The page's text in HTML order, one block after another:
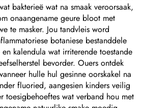
bakterieë wat na smaak veroorsaak,
onaangename geure bloot met
te masker. Jou tandvleis word
botaniese bestanddele
kalendula wat irriterende toestande
bevorder. Ouers ontdek
hulle hul gesinne oorskakel na
fluoried, aangesien kinders veilig
toesigbehoeftes wat verband hou met